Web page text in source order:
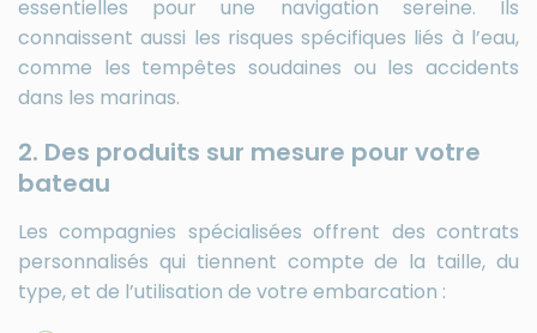
essentielles pour une navigation sereine. Ils
connaissent aussi les risques spécifiques liés à l’eau,
comme les tempêtes soudaines ou les accidents
dans les marinas.
2. Des produits sur mesure pour votre
bateau
Les compagnies spécialisées offrent des contrats
personnalisés qui tiennent compte de la taille, du
type, et de l’utilisation de votre embarcation :